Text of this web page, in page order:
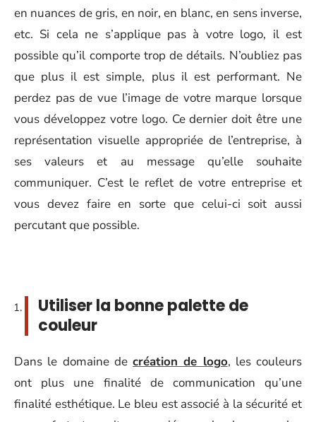
en nuances de gris, en noir, en blanc, en sens inverse,
etc. Si cela ne s’applique pas à votre logo, il est
possible qu’il comporte trop de détails. N’oubliez pas
que plus il est simple, plus il est performant. Ne
perdez pas de vue l’image de votre marque lorsque
vous développez votre logo. Ce dernier doit être une
représentation visuelle appropriée de l’entreprise, à
ses valeurs et au message qu’elle souhaite
communiquer. C’est le reflet de votre entreprise et
vous devez faire en sorte que celui-ci soit aussi
percutant que possible.
Utiliser la bonne palette de
couleur
Dans le domaine de création de logo, les couleurs
ont plus une finalité de communication qu’une
finalité esthétique. Le bleu est associé à la sécurité et